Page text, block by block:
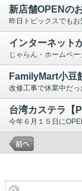
新店舗OPENの
インターネット
FamilyMart小豆
台湾カステラ【